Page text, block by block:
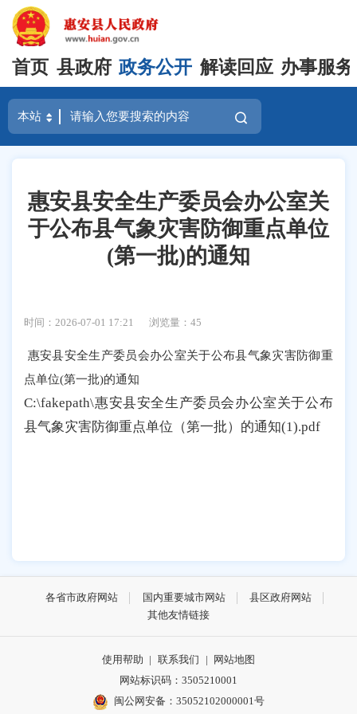
首页 县政府 政务公开 解读回应 办事服务
惠安县安全生产委员会办公室关
于公布县气象灾害防御重点单位
(第一批)的通知
时间：2026-07-01 17:21 浏览量：45
惠安县安全生产委员会办公室关于公布县气象灾害防御重
点单位(第一批)的通知
C:\fakepath\惠安县安全生产委员会办公室关于公布
县气象灾害防御重点单位（第一批）的通知(1).pdf
各省市政府网站 国内重要城市网站
县区政府网站
其他友情链接
使用帮助 | 联系我们 | 网站地图
网站标识码：3505210001
闽公网安备：35052102000001号